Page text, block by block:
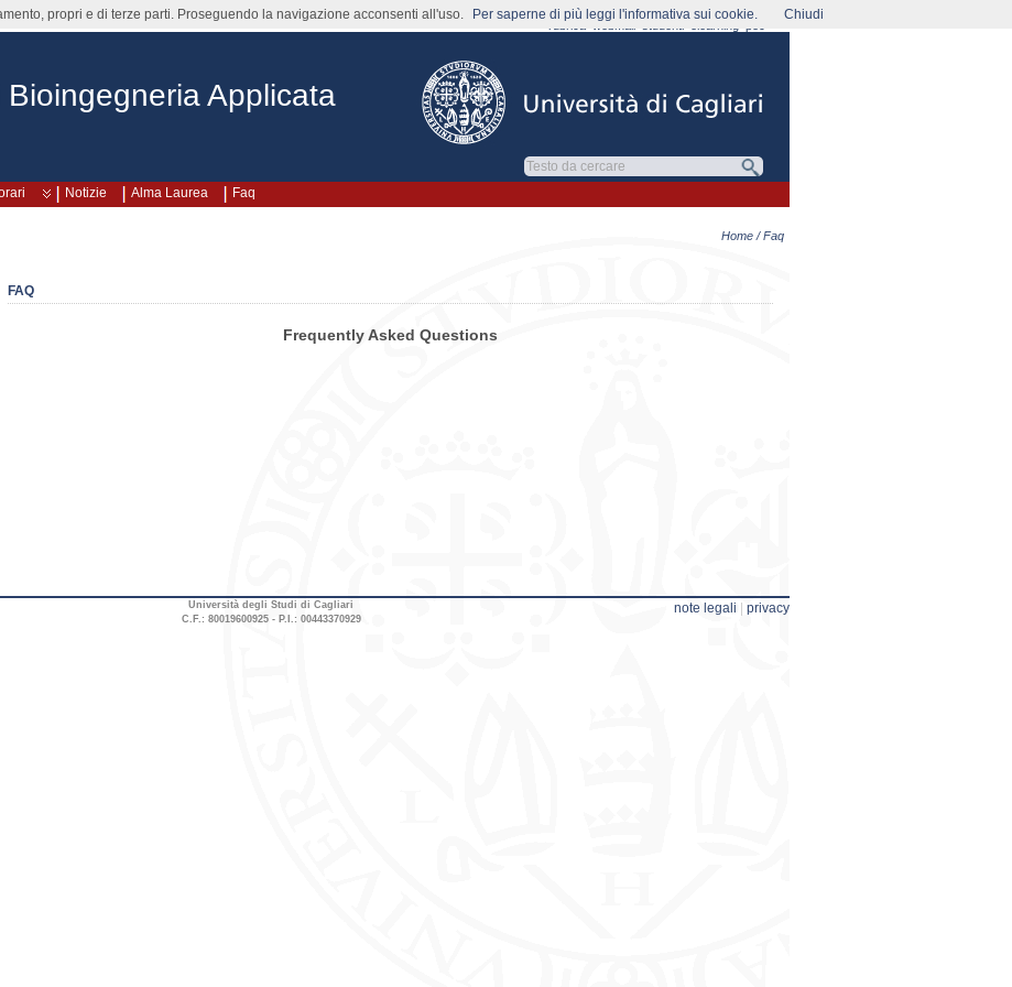
Applicata
rubrica webmail
Notizie Alma Laurea Faq
Home / Faq
FAQ
Frequently Asked Questions
Università degli Studi di Cagliari
C.F.: 80019600925 - P.I.: 00443370929
note legali privacy
propri e di terze parti. Proseguendo la navigazione acconsenti all'uso. Per saperne di più leggi l'informativa sui cookie. Chiudi